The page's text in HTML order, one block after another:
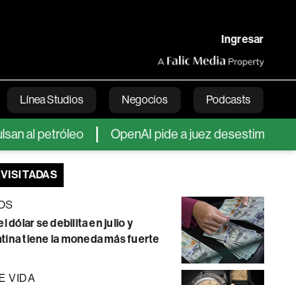
Ingresar
Línea Studios Negocios Podcasts
petróleo OpenAI pide a juez desestimar
dólar se debilita en julio y
tiene la moneda más fuerte
VIDA